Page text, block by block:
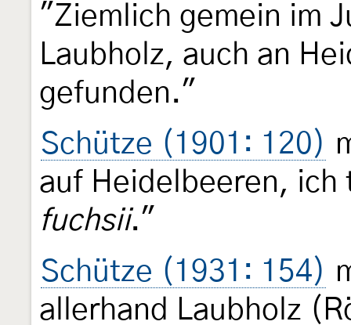
"Ziemlich gemein im
Laubholz, auch an
gefunden."
Schütze (1901: 120)
auf Heidelbeeren,
fuchsii."
Schütze (1931: 154)
allerhand Laubholz